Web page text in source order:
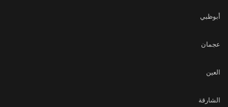
أبوظبي
عجمان
العين
الشارقة